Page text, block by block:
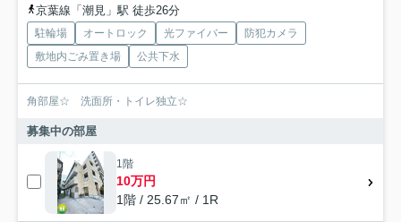
京葉線「潮見」駅 徒歩26分
駐輪場 オートロック 光ファイバー
防犯カメラ
敷地内ごみ置き場
公共下水
角部屋☆ 洗面所・トイレ独立☆
募集中の部屋
1階
10万円
1階 / 25.67㎡ / 1R